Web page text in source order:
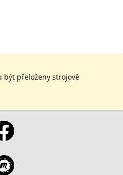
být přeloženy strojově